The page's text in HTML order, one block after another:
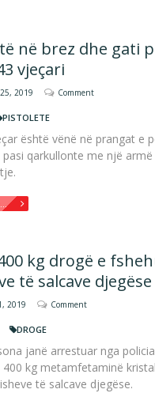
në brez dhe gati
vjeçari
2019 Comment
PISTOLETE
është vënë në prangat e
pasi qarkullonte me një
kg drogë e
të salcave djegëse
2019 Comment
DROGE
janë arrestuar nga
400 kg metamfetaminë
të salcave djegëse.